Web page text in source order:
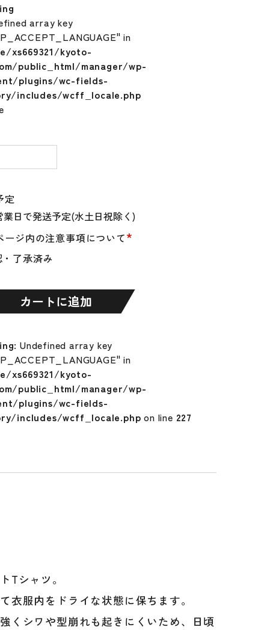
ージ内の注意事項について*
了承済み
定
カートに追加
array key
in
xs669321/kyoto-
public_html/manager/wp-
plugins/wc-fields-
includes/wcff_locale.php
: Undefined array key
in
xs669321/kyoto-
public_html/manager/wp-
plugins/wc-fields-
includes/wcff_locale.php on line 227
Tシャツ。
服内をドライな状態に保ちます。
くシワや型崩れも起きにくいため、日頃